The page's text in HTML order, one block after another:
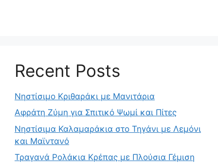
Recent Posts
Νηστίσιμο Κριθαράκι με Μανιτάρια
Αφράτη Ζύμη για Σπιτικό Ψωμί και Πίτες
Νηστίσιμα Καλαμαράκια στο Τηγάνι με Λεμόνι
και Μαϊντανό
Τραγανά Ρολάκια Κρέπας με Πλούσια Γέμιση